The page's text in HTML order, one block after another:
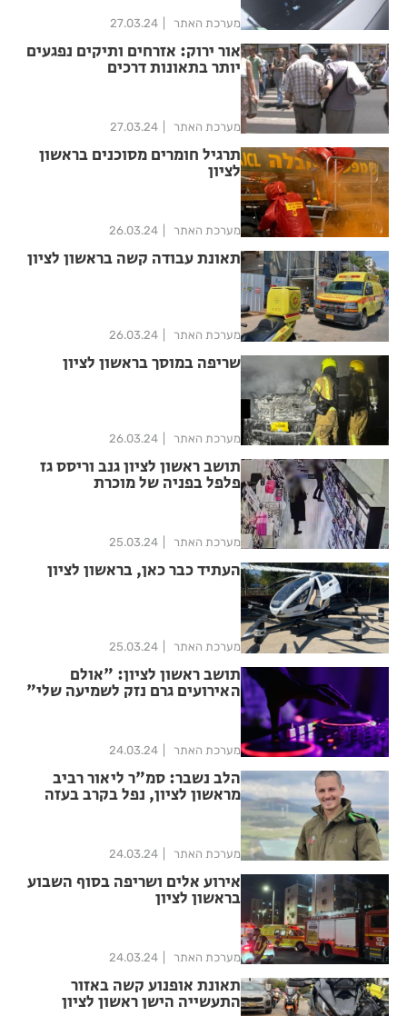
מערכת האתר 27.03.24
אור ירוק: אזרחים ותיקים נפגעים
יותר בתאונות דרכים
מערכת האתר 27.03.24
תרגיל חומרים מסוכנים בראשון
לציון
מערכת האתר 26.03.24
תאונת עבודה קשה בראשון לציון
מערכת האתר 26.03.24
שריפה במוסך בראשון לציון
מערכת האתר 26.03.24
תושב ראשון לציון גנב וריסס גז
פלפל בפניה של מוכרת
מערכת האתר 25.03.24
העתיד כבר כאן, בראשון לציון
מערכת האתר 25.03.24
תושב ראשון לציון: "אולם
האירועים גרם נזק לשמיעה שלי"
מערכת האתר 24.03.24
הלב נשבר: סמ"ר ליאור רביב
מראשון לציון, נפל בקרב בעזה
מערכת האתר 24.03.24
אירוע אלים ושריפה בסוף השבוע
בראשון לציון
מערכת האתר 24.03.24
תאונת אופנוע קשה באזור
התעשייה הישן ראשון לציון